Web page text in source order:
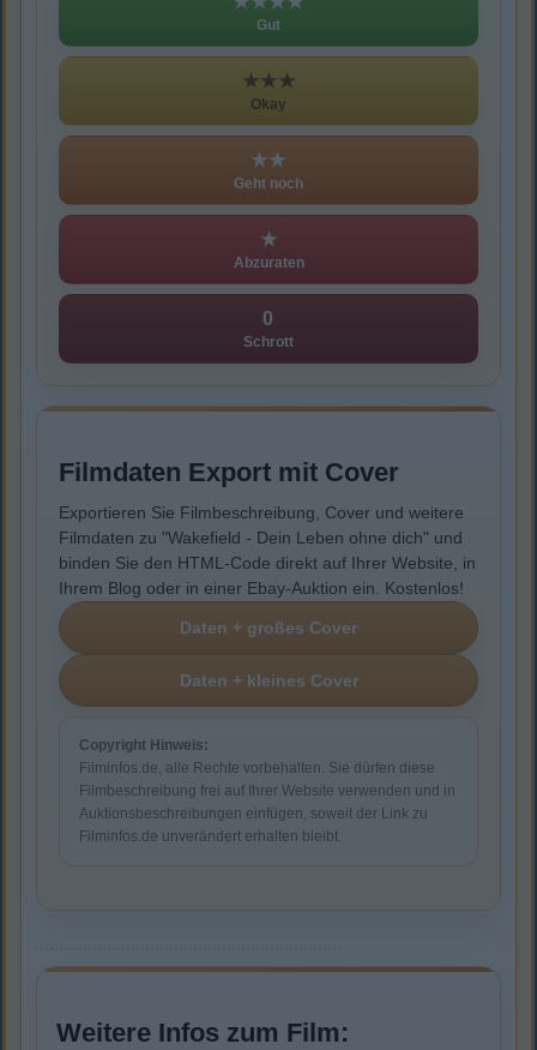
Gut
★★★
Okay
★★
Geht noch
★
Abzuraten
0
Schrott
Filmdaten Export mit Cover
Exportieren Sie Filmbeschreibung, Cover und weitere
Filmdaten zu "Wakefield - Dein Leben ohne dich" und
binden Sie den HTML-Code direkt auf Ihrer Website, in
Ihrem Blog oder in einer Ebay-Auktion ein. Kostenlos!
Copyright Hinweis:
Filminfos.de, alle Rechte vorbehalten. Sie dürfen diese
Filmbeschreibung frei auf Ihrer Website verwenden und in
Auktionsbeschreibungen einfügen, soweit der Link zu
Filminfos.de unverändert erhalten bleibt.
Weitere Infos zum Film: